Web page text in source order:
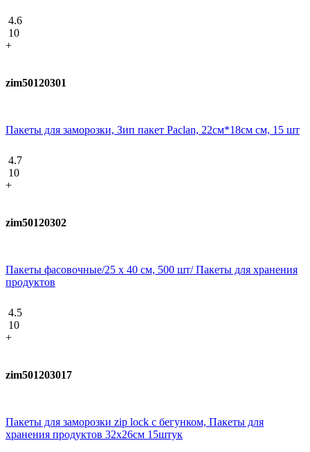
4.6
10
+
zim50120301
Пакеты для заморозки, Зип пакет Paclan, 22см*18см см, 15 шт
4.7
10
+
zim50120302
Пакеты фасовочные/25 х 40 см, 500 шт/ Пакеты для хранения
продуктов
4.5
10
+
zim501203017
Пакеты для заморозки zip lock с бегунком, Пакеты для
хранения продуктов 32х26см 15штук